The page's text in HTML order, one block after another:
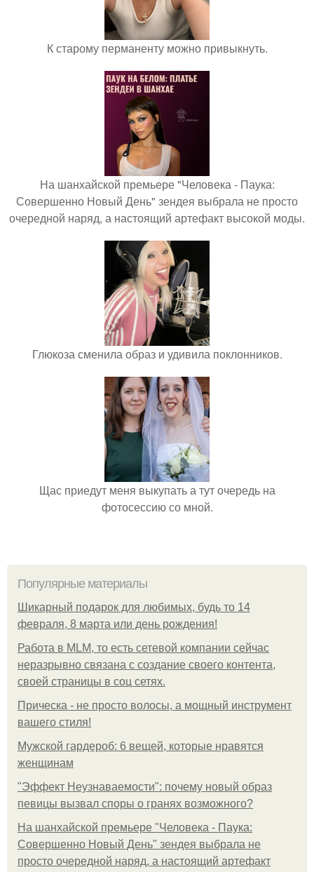
К старому перманенту можно привыкнуть.
На шанхайской премьере "Человека - Паука:
Совершенно Новый День" зендея выбрала не просто
очередной наряд, а настоящий артефакт высокой моды.
Глюкоза сменила образ и удивила поклонников.
Щас приедут меня выкупать а тут очередь на
фотосессию со мной.
Популярные материалы
Шикарный подарок для любимых, будь то 14
февраля, 8 марта или день рождения!
Работа в MLM, то есть сетевой компании сейчас
неразрывно связана с создание своего контента,
своей страницы в соц сетях.
Прическа - не просто волосы, а мощный инструмент
вашего стиля!
Мужской гардероб: 6 вещей, которые нравятся
женщинам
"Эффект Неузнаваемости": почему новый образ
певицы вызвал споры о гранях возможного?
На шанхайской премьере "Человека - Паука:
Совершенно Новый День" зендея выбрала не
просто очередной наряд, а настоящий артефакт